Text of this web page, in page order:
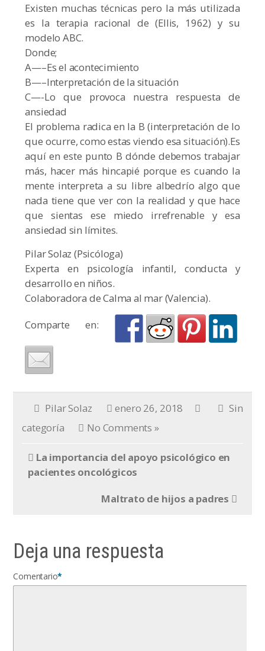
Existen muchas técnicas pero la más utilizada
es la terapia racional de (Ellis, 1962) y su
modelo ABC.
Donde;
A—–Es el acontecimiento
B—–Interpretación de la situación
C—-Lo que provoca nuestra respuesta de
ansiedad
El problema radica en la B (interpretación de lo
que ocurre, como estas viendo esa situación).Es
aquí en este punto B dónde debemos trabajar
más, hacer más hincapié porque es cuando la
mente interpreta a su libre albedrío algo que
nada tiene que ver con la realidad y que hace
que sientas ese miedo irrefrenable y esa
ansiedad sin límites.
Pilar Solaz (Psicóloga)
Experta en psicología infantil, conducta y
desarrollo en niños.
Colaboradora de Calma al mar (Valencia).
Comparte en:
Pilar Solaz enero 26, 2018
Sin
categoría
No Comments »
La importancia del apoyo psicológico en
pacientes oncológicos
Maltrato de hijos a padres
Deja una respuesta
Comentario*